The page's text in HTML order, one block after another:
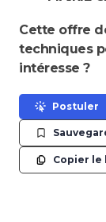
Cette offre
techniques
intéresse ?
Postuler
Copier le